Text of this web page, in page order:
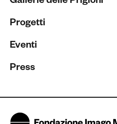
Progetti
Eventi
Press